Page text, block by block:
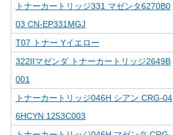
トナーカートリッジ331 マゼンタ6270B0
03 CN-EP331MGJ
T07 トナー Yイエロー
322IIマゼンダ トナーカートリッジ2649B
001
トナーカートリッジ046H シアン CRG-04
6HCYN 1253C003